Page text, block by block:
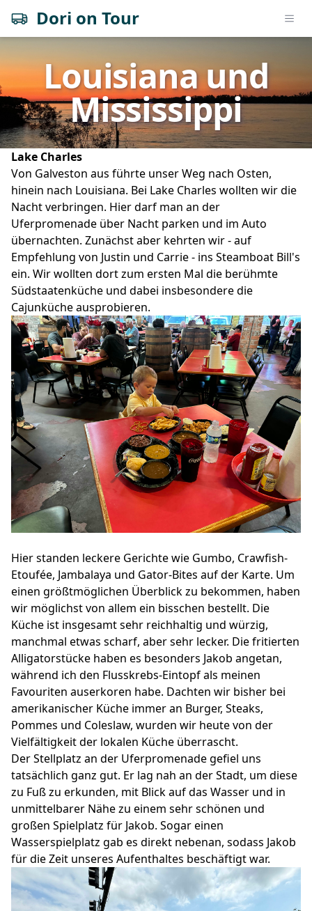
Dori on Tour
Louisiana und
Mississippi
Lake Charles
Von Galveston aus führte unser Weg nach Osten,
hinein nach Louisiana. Bei Lake Charles wollten wir die
Nacht verbringen. Hier darf man an der
Uferpromenade über Nacht parken und im Auto
übernachten. Zunächst aber kehrten wir - auf
Empfehlung von Justin und Carrie - ins Steamboat Bill's
ein. Wir wollten dort zum ersten Mal die berühmte
Südstaatenküche und dabei insbesondere die
Cajunküche ausprobieren.
Hier standen leckere Gerichte wie Gumbo, Crawfish-
Etoufée, Jambalaya und Gator-Bites auf der Karte. Um
einen größtmöglichen Überblick zu bekommen, haben
wir möglichst von allem ein bisschen bestellt. Die
Küche ist insgesamt sehr reichhaltig und würzig,
manchmal etwas scharf, aber sehr lecker. Die fritierten
Alligatorstücke haben es besonders Jakob angetan,
während ich den Flusskrebs-Eintopf als meinen
Favouriten auserkoren habe. Dachten wir bisher bei
amerikanischer Küche immer an Burger, Steaks,
Pommes und Coleslaw, wurden wir heute von der
Vielfältigkeit der lokalen Küche überrascht.
Der Stellplatz an der Uferpromenade gefiel uns
tatsächlich ganz gut. Er lag nah an der Stadt, um diese
zu Fuß zu erkunden, mit Blick auf das Wasser und in
unmittelbarer Nähe zu einem sehr schönen und
großen Spielplatz für Jakob. Sogar einen
Wasserspielplatz gab es direkt nebenan, sodass Jakob
für die Zeit unseres Aufenthaltes beschäftigt war.